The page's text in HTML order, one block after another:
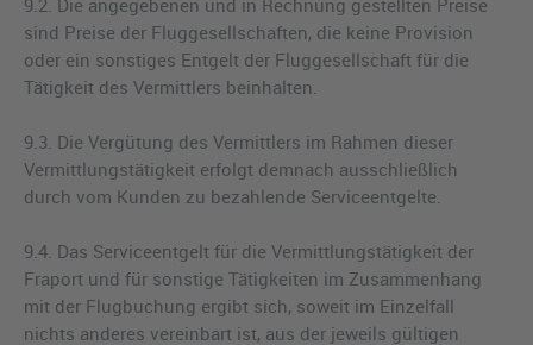
9.2. Die angegebenen und in Rechnung gestellten Preise
sind Preise der Fluggesellschaften, die keine Provision
oder ein sonstiges Entgelt der Fluggesellschaft für die
Tätigkeit des Vermittlers beinhalten.
9.3. Die Vergütung des Vermittlers im Rahmen dieser
Vermittlungstätigkeit erfolgt demnach ausschließlich
durch vom Kunden zu bezahlende Serviceentgelte.
9.4. Das Serviceentgelt für die Vermittlungstätigkeit der
Fraport und für sonstige Tätigkeiten im Zusammenhang
mit der Flugbuchung ergibt sich, soweit im Einzelfall
nichts anderes vereinbart ist, aus der jeweils gültigen